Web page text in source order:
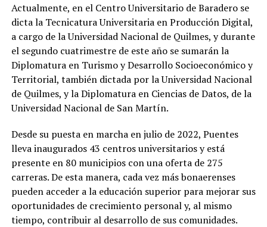
Actualmente, en el Centro Universitario de Baradero se
dicta la Tecnicatura Universitaria en Producción Digital,
a cargo de la Universidad Nacional de Quilmes, y durante
el segundo cuatrimestre de este año se sumarán la
Diplomatura en Turismo y Desarrollo Socioeconómico y
Territorial, también dictada por la Universidad Nacional
de Quilmes, y la Diplomatura en Ciencias de Datos, de la
Universidad Nacional de San Martín.
Desde su puesta en marcha en julio de 2022, Puentes
lleva inaugurados 43 centros universitarios y está
presente en 80 municipios con una oferta de 275
carreras. De esta manera, cada vez más bonaerenses
pueden acceder a la educación superior para mejorar sus
oportunidades de crecimiento personal y, al mismo
tiempo, contribuir al desarrollo de sus comunidades.